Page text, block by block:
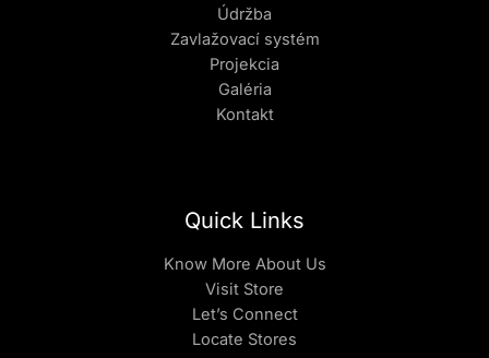
Údržba
Zavlažovací systém
Projekcia
Galéria
Kontakt
Quick Links
Know More About Us
Visit Store
Let’s Connect
Locate Stores